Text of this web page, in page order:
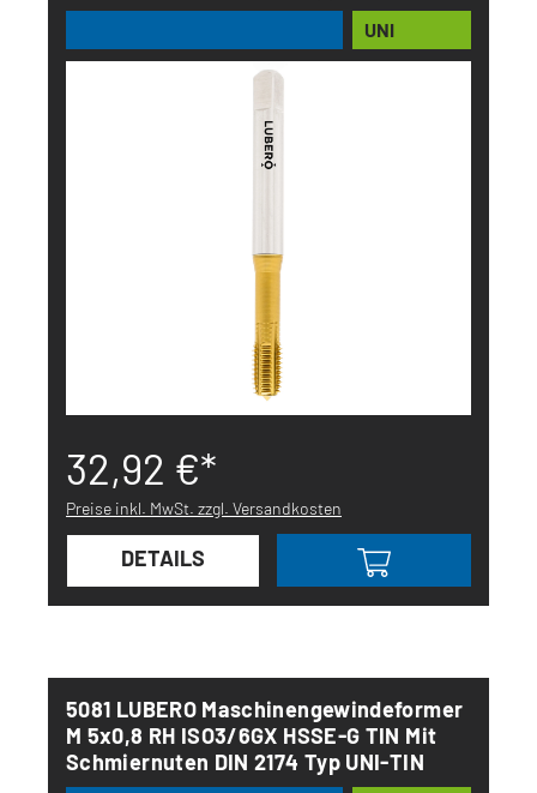
UNI
32,92 €*
Preise inkl. MwSt. zzgl. Versandkosten
DETAILS
5081 LUBERO Maschinengewindeformer
M 5x0,8 RH ISO3/6GX HSSE-G TIN Mit
Schmiernuten DIN 2174 Typ UNI-TIN